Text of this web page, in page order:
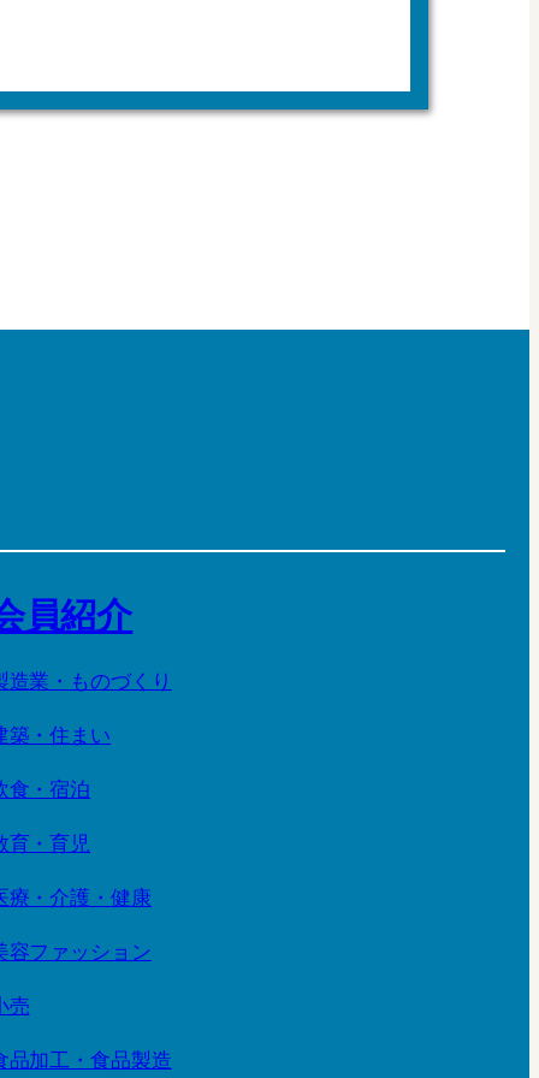
員紹介
造業・ものづくり
築・住まい
食・宿泊
育・育児
療・介護・健康
容ファッション
売
品加工・食品製造